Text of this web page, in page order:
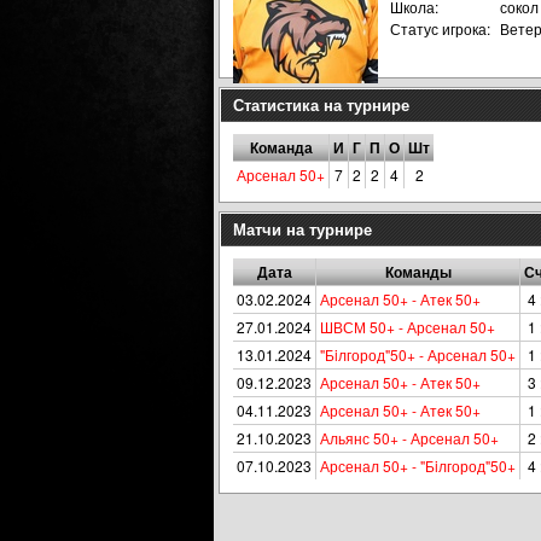
Школа:
сокол
Статус игрока:
Статистика на турнире
Команда И Г П О Шт
Арсенал 50+ 7 2 2 4 2
Матчи на турнире
Дата Команды
03.02.2024 Арсенал 50+ - Атeк 50+ 4
27.01.2024 ШВСМ 50+ - Арсенал 50+ 1
13.01.2024 "Бiлгород"50+ - Арсенал 50+ 1
09.12.2023 Арсенал 50+ - Атeк 50+ 3
04.11.2023 Арсенал 50+ - Атeк 50+ 1
21.10.2023 Альянс 50+ - Арсенал 50+ 2
07.10.2023 Арсенал 50+ - "Бiлгород"50+ 4